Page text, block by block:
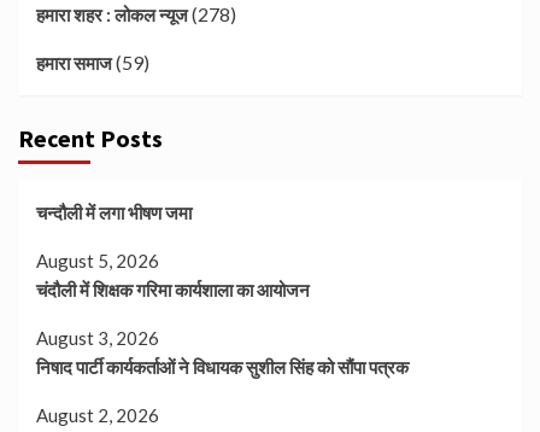
हमारा शहर : लोकल न्यूज(278)
हमारा समाज(59)
Recent Posts
चन्दौली में लगा भीषण जमा
August 5, 2026
चंदौली में शिक्षक गरिमा कार्यशाला का आयोजन
August 3, 2026
निषाद पार्टी कार्यकर्ताओं ने विधायक सुशील सिंह को सौंपा पत्रक
August 2, 2026